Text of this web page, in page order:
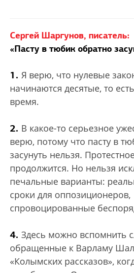
Сергей Шаргунов, писатель:
«Пасту в тюбик обратно
1. Я верю, что нулевые
начинаются десятые, то
время.
2. В какое-то серьезное
верю, потому что пасту в
засунуть нельзя.
продолжится. Но нельзя
печальные варианты:
сроки для оппозиционеров,
спровоцированные
4. Здесь можно вспомнить
обращенные к Варламу
«Колымских рассказов»,